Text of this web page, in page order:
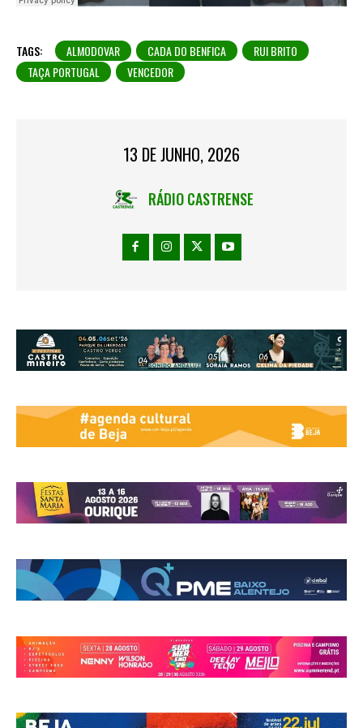
TAGS: ALMODOVAR CADA DO BENFICA
RUI BRITO
TAÇA PORTUGAL
VENCEDOR
13 DE JUNHO, 2026
RÁDIO CASTRENSE